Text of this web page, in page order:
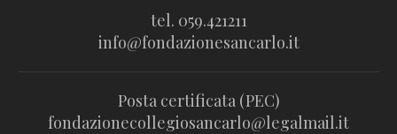
tel. 059.421211
info@fondazionesancarlo.it
Posta certificata (PEC)
fondazionecollegiosancarlo@legalmail.it